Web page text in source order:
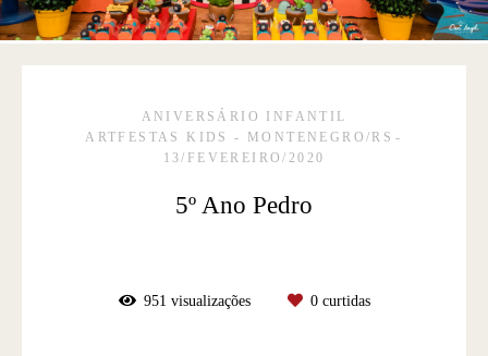
ANIVERSÁRIO INFANTIL
ARTFESTAS KIDS - MONTENEGRO/RS
13/FEVEREIRO/2020
5º Ano Pedro
951 visualizações 0curtidas